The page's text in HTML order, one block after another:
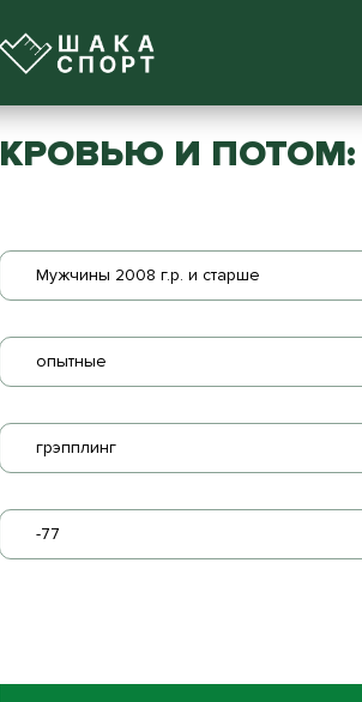
КРОВЬЮ И ПОТОМ:
Мужчины 2008 г.р. и старше
опытные
грэпплинг
-77